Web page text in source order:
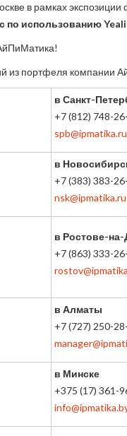
в рамках
по использованию
из портфеля компании
в Санкт-
+7 (812) 748-
spb@ipmatika.ru
в
+7 (383) 383-
nsk@ipmatika.ru
в Ростове-
+7 (863) 333-
в Алматы
+7 (727) 250-
в Минске
+375 (17) 361-